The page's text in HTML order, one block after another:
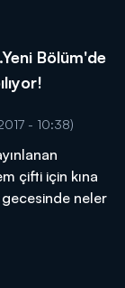
Bölüm'de
- 10:38)
çifti için kına
gecesinde neler